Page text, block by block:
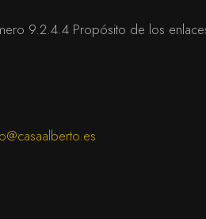
9.2.4.4 Propósito de los